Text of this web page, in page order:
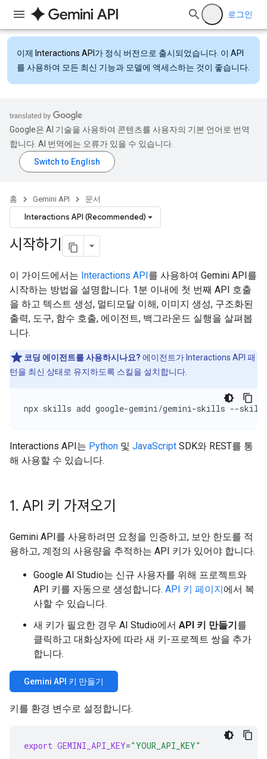
로그인
이제 Interactions API 가 정식 버전으로 출시되었습니다. 이 API
를 사용하여 모든 최신 기능과 모델에 액세스하는 것이 좋습니다.
Google은 AI 기술을 사용하여 콘텐츠를 사용자의 기본 언어로 번역
합니다. AI 번역에는 오류가 있을 수 있습니다.
홈 Gemini API 문서
Interactions API (Recommended)
시작하기
이 가이드에서는 Interactions API를 사용하여 Gemini API를
시작하는 방법을 설명합니다. 1분 이내에 첫 번째 API 호출
을 하고 텍스트 생성, 멀티모달 이해, 이미지 생성, 구조화된
출력, 도구, 함수 호출, 에이전트, 백그라운드 실행을 살펴봅
니다.
코딩 에이전트를 사용하시나요? 에이전트가 Interactions API 패
턴을 최신 상태로 유지하도록 스킬을 설치합니다.
npx skills add google-gemini/gemini-skills --skill
Interactions API는 Python 및 JavaScript SDK와 REST를 통
해 사용할 수 있습니다.
1. API 키 가져오기
Gemini API를 사용하려면 요청을 인증하고, 보안 한도를 적
용하고, 계정의 사용량을 추적하는 API 키가 있어야 합니다.
Google AI Studio는 신규 사용자를 위해 프로젝트와
API 키를 자동으로 생성합니다. API 키 페이지에서 복
사할 수 있습니다.
새 키가 필요한 경우 AI Studio에서 API 키 만들기를
클릭하고 대화상자에 따라 새 키-프로젝트 쌍을 추가
합니다.
Gemini API 키 만들기
키를 환경 변수로 설정합니다.
export GEMINI_API_KEY="YOUR_API_KEY"